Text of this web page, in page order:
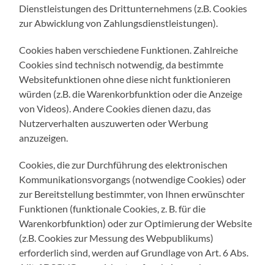
Dienstleistungen des Drittunternehmens (z.B. Cookies
zur Abwicklung von Zahlungsdienstleistungen).
Cookies haben verschiedene Funktionen. Zahlreiche
Cookies sind technisch notwendig, da bestimmte
Websitefunktionen ohne diese nicht funktionieren
würden (z.B. die Warenkorbfunktion oder die Anzeige
von Videos). Andere Cookies dienen dazu, das
Nutzerverhalten auszuwerten oder Werbung
anzuzeigen.
Cookies, die zur Durchführung des elektronischen
Kommunikationsvorgangs (notwendige Cookies) oder
zur Bereitstellung bestimmter, von Ihnen erwünschter
Funktionen (funktionale Cookies, z. B. für die
Warenkorbfunktion) oder zur Optimierung der Website
(z.B. Cookies zur Messung des Webpublikums)
erforderlich sind, werden auf Grundlage von Art. 6 Abs.